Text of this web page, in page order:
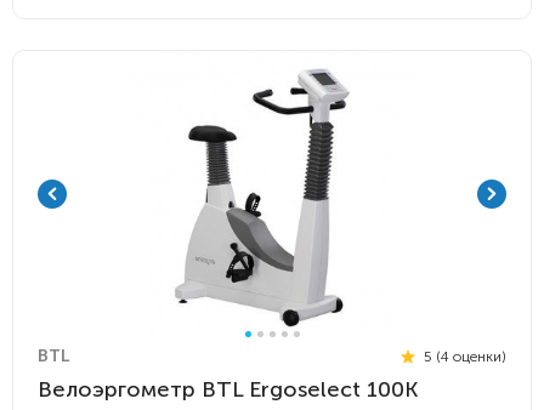
BTL 5 (4 оценки)
Велоэргометр BTL Ergoselect 100К